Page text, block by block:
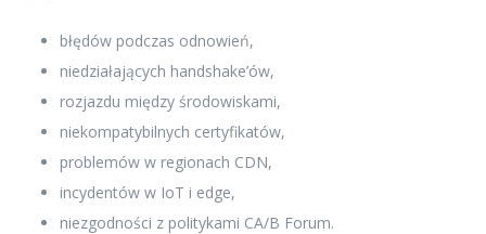
błędów podczas odnowień,
niedziałających handshake’ów,
rozjazdu między środowiskami,
niekompatybilnych certyfikatów,
problemów w regionach CDN,
incydentów w IoT i edge,
niezgodności z politykami CA/B Forum.